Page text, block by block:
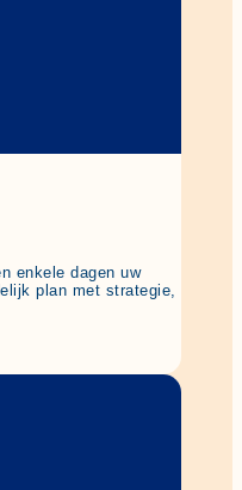
enkele dagen uw
plan met strategie,